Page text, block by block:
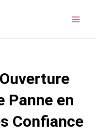
Panne en
Confiance